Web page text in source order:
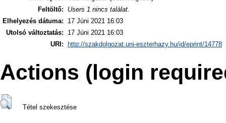
Feltöltő:
Users 1 nincs találat.
Elhelyezés dátuma:
17 Júni 2021 16:03
Utolsó változtatás:
17 Júni 2021 16:03
URI:
http://szakdolgozat.uni-eszterhazy.hu/id/eprint/14778
Actions (login
Tétel szekesztése